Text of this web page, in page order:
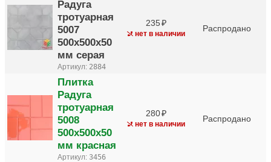
Радуга
тротуарная
5007
500х500х50
мм серая
Артикул: 2884
235
нет в наличии
Распродано
Плитка
Радуга
тротуарная
5008
500х500х50
мм красная
Артикул: 3456
280
нет в наличии
Распродано